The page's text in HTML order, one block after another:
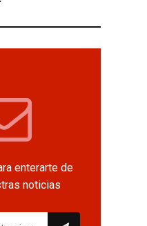
enterarte de
noticias